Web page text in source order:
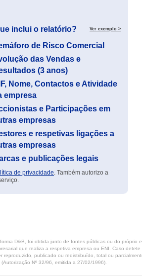
inclui o relatório? Ver exemplo >
de Risco Comercial
das Vendas e
(3 anos)
Nome, Contactos e Atividade
empresa
e Participações em
empresas
e respetivas ligações a
empresas
e publicações legais
de privacidade. Também autorizo a
D&B, foi obtida junto de fontes públicas ou do próprio
que realiza a respetiva empresa ou ENI. Caso
publicado ou redistribuído, total ou
Nº 32/96, emitida a 27/02/1996).